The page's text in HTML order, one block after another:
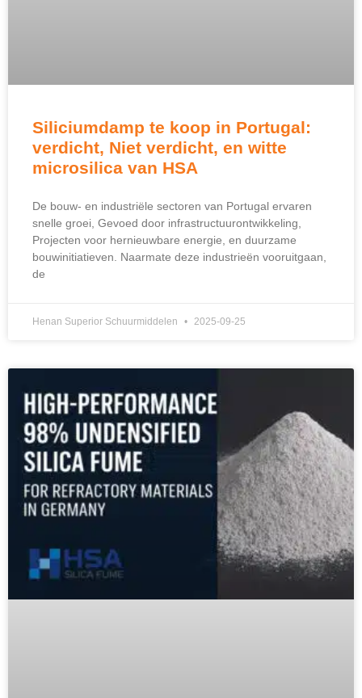
Siliciumdamp te koop in Portugal:
verdicht, Niet verdicht, en witte
microsilica van HSA
De bouw- en industriële sectoren van Portugal ervaren
snelle groei, Gevoed door infrastructuurontwikkeling,
Projecten voor hernieuwbare energie, en duurzame
bouwinitiatieven. Naarmate deze industrieën vooruitgaan,
de
Henan Superior Schuurmiddelen 2025-09-25